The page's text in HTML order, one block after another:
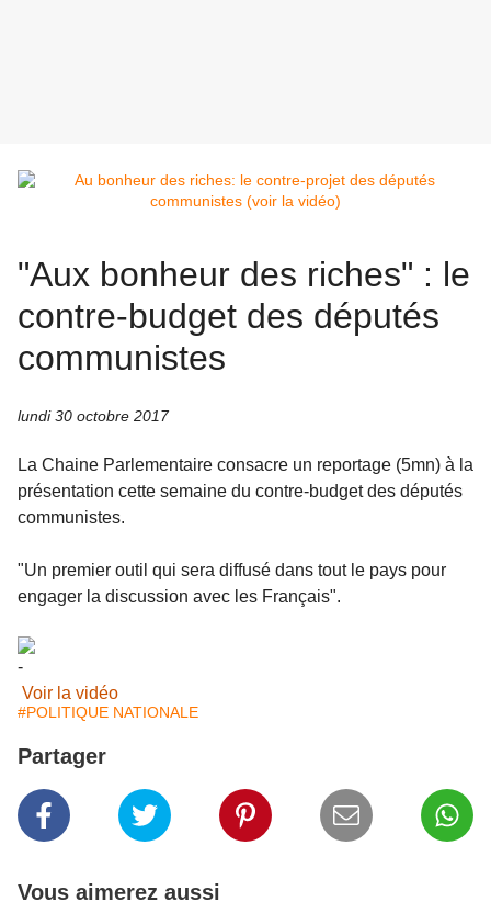
"Aux bonheur des riches" : le
contre-budget des députés
communistes
lundi 30 octobre 2017
La Chaine Parlementaire consacre un reportage (5mn) à la
présentation cette semaine du contre-budget des députés
communistes.
"Un premier outil qui sera diffusé dans tout le pays pour
engager la discussion avec les Français".
Voir la vidéo
#POLITIQUE NATIONALE
Partager
Vous aimerez aussi